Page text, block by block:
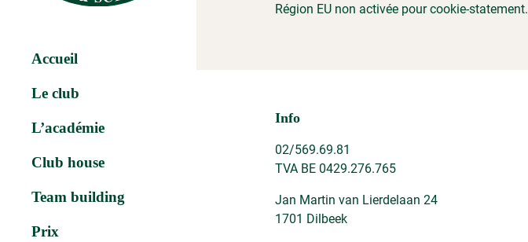
Accueil
Le club
L’académie
Club house
Team building
Prix
Région EU non activée pour cookie-statement.
Info
02/569.69.81
TVA BE 0429.276.765
Jan Martin van Lierdelaan 24
1701 Dilbeek